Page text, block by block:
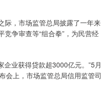
际，市场监管总局披露了一年来
争审查等“组合拳”，为民营经
业获得贷款超3000亿元。”5月
会上，市场监管总局信用监管司